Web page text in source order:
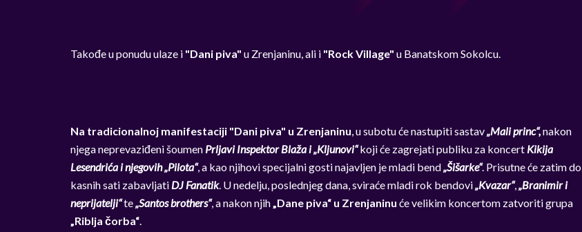
Takođe u ponudu ulaze i "Dani piva" u Zrenjaninu, ali i "Rock Village" u Banatskom Sokolcu.
Na tradicionalnoj manifestaciji "Dani piva" u Zrenjaninu, u subotu će nastupiti sastav„Mali princ“,nakon
njega neprevaziđeni šoumen Prljavi Inspektor Blaža i „Kljunovi“koji će zagrejati publiku za koncert Kikija
Lesendrića i njegovih „Pilota“, a kao njihovi specijalni gosti najavljen je mladi bend„Šišarke“. Prisutne će zatim do
kasnih sati zabavljati DJ Fanatik. U nedelju, poslednjeg dana, sviraće mladi rok bendovi„Kvazar“,„Branimir i
neprijatelji“te„Santos brothers“, a nakon njih„Dane piva“ u Zrenjaninu će velikim koncertom zatvoriti grupa
„Riblja čorba“.